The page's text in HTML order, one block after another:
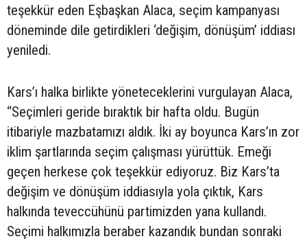
teşekkür eden Eşbaşkan Alaca, seçim kampanyası
döneminde dile getirdikleri ‘değişim, dönüşüm’ iddiası
yeniledi.
Kars’ı halka birlikte yöneteceklerini vurgulayan Alaca,
“Seçimleri geride bıraktık bir hafta oldu. Bugün
itibariyle mazbatamızı aldık. İki ay boyunca Kars’ın zor
iklim şartlarında seçim çalışması yürüttük. Emeği
geçen herkese çok teşekkür ediyoruz. Biz Kars’ta
değişim ve dönüşüm iddiasıyla yola çıktık, Kars
halkında teveccühünü partimizden yana kullandı.
Seçimi halkımızla beraber kazandık bundan sonraki